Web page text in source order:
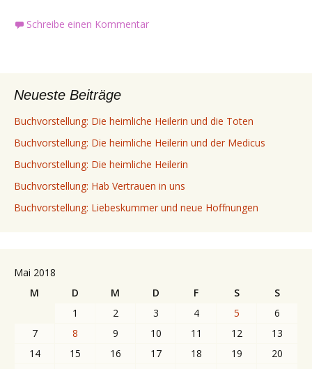
Schreibe einen Kommentar
Neueste Beiträge
Buchvorstellung: Die heimliche Heilerin und die Toten
Buchvorstellung: Die heimliche Heilerin und der Medicus
Buchvorstellung: Die heimliche Heilerin
Buchvorstellung: Hab Vertrauen in uns
Buchvorstellung: Liebeskummer und neue Hoffnungen
Mai 2018
M
D M D F S
S
1
2 3 4 5
6
7
8 9 10 11 12
13
14
15 16 17 18 19
20